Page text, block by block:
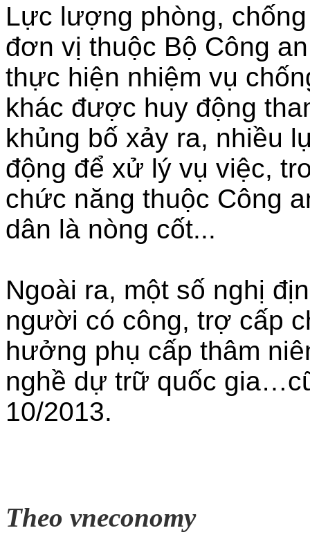
Lực lượng phòng,
đơn vị thuộc Bộ Công
thực hiện nhiệm vụ
khác được huy động
khủng bố xảy ra, nhiều
động để xử lý vụ việc,
chức năng thuộc Công
dân là nòng cốt...
Ngoài ra, một số nghị
người có công, trợ cấp
hưởng phụ cấp thâm
nghề dự trữ quốc
10/2013.
Theo vneconomy